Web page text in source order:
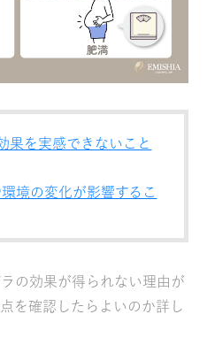
果を実感できないこと
境の変化が影響するこ
の効果が得られない理由が
を確認したらよいのか詳し